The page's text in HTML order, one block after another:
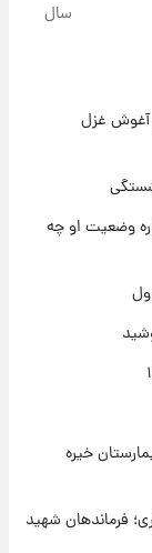
اعداد ویژه
و سایپا
جزئیات اعلام
سال
آغوش غزل
وضعیت او چه
خیره
فرماندهان شهید